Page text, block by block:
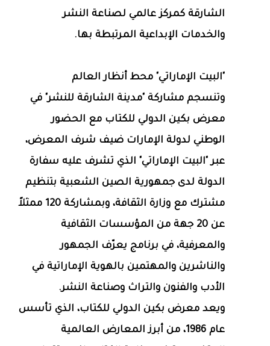
الشارقة كمركز عالمي لصناعة النشر
والخدمات الإبداعية المرتبطة بها.
"البيت الإماراتي" محط أنظار العالم
وتنسجم مشاركة "مدينة الشارقة للنشر" في
معرض بكين الدولي للكتاب مع الحضور
الوطني لدولة الإمارات ضيف شرف المعرض،
عبر "البيت الإماراتي" الذي تشرف عليه سفارة
الدولة لدى جمهورية الصين الشعبية بتنظيم
مشترك مع وزارة الثقافة، وبمشاركة 120 ممثلاً
عن 20 جهة من المؤسسات الثقافية
والمعرفية، في برنامج يعرّف الجمهور
والناشرين والمهتمين بالهوية الإماراتية في
الأدب والفنون والتراث وصناعة النشر.
ويعد معرض بكين الدولي للكتاب، الذي تأسس
عام 1986، من أبرز المعارض العالمية